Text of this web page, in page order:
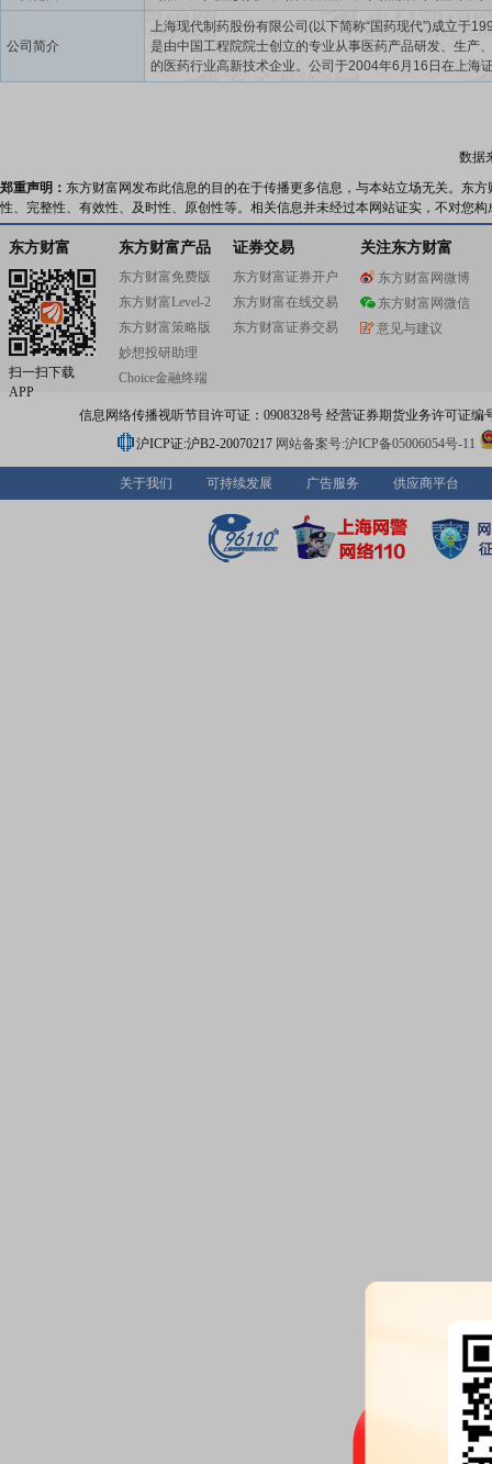
公司简介
上海现代制药股份有限公司(以下简称“国药现代”)成立于
是由中国工程院院士创立的专业从事医药产品研发、生产
的医药行业高新技术企业。公司于2004年6月16日在上海
易所上市(代码:600420,简称:国药现代)。2010年4月进入
康为两翼”的战略格局为重点任务,秉持国药集团“护佑生命,
康”的企业理念,聚焦“抗感染、心脑血管、抗肿瘤及免疫调
谢及内分泌、麻醉精神”五大治疗领域,协调优化产业布局,
驱动实现健康、稳定发展,致力于成为创新驱动型、中国领
际一流的制药企业,做有活力、有实力、有影响力的行业引
联动效应的专业化战略发展格局。
数据
郑重声明： 东方财富网发布此信息的目的在于传播更多信息，与本站立场无关。东
性、完整性、有效性、及时性、原创性等。相关信息并未经过本网站证实，不对您
东方财富
扫一扫下载
APP
东方财富产品
东方财富免费版
东方财富Level-2
东方财富策略版
妙想投研助理
Choice金融终端
证券交易
东方财富证券开户
东方财富在线交易
东方财富证券交易
关注东方财富
东方财富网微博
东方财富网微信
意见与建议
信息网络传播视听节目许可证：0908328号 经营证券期货业务许可证编
沪ICP证:沪B2-20070217 网站备案号:沪ICP备05006054号-11
关于我们 可持续发展 广告服务 供应商平台